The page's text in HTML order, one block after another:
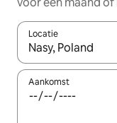
Locatie
Wanneer er
Aankomst